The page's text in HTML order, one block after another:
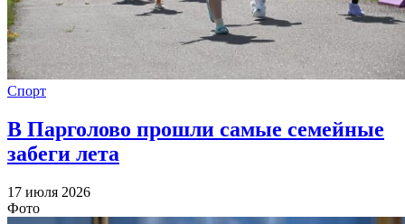
Спорт
В Парголово прошли самые семейные
забеги лета
17 июля 2026
Фото